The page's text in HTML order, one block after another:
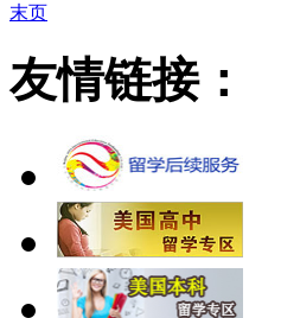
末页
友情链接：